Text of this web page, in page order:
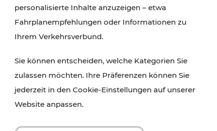
personalisierte Inhalte anzuzeigen – etwa
Fahrplanempfehlungen oder Informationen zu
Ihrem Verkehrsverbund.
Sie können entscheiden, welche Kategorien Sie
zulassen möchten. Ihre Präferenzen können Sie
jederzeit in den Cookie-Einstellungen auf unserer
Website anpassen.